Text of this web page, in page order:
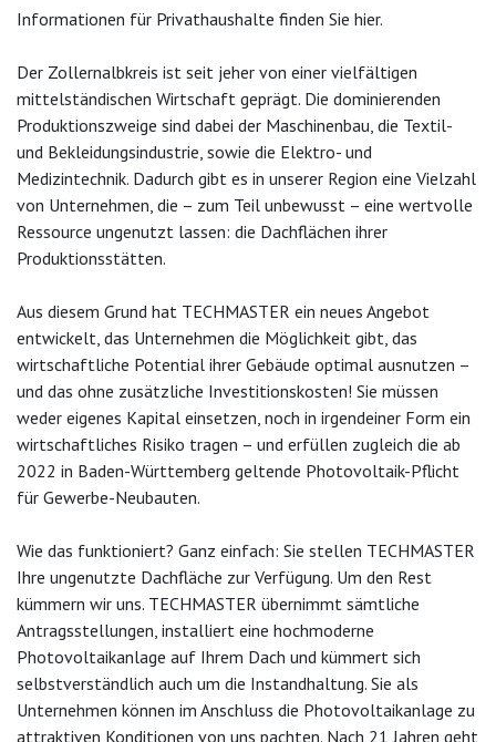
Informationen für Privathaushalte finden Sie hier.
Der Zollernalbkreis ist seit jeher von einer vielfältigen
mittelständischen Wirtschaft geprägt. Die dominierenden
Produktionszweige sind dabei der Maschinenbau, die Textil-
und Bekleidungsindustrie, sowie die Elektro- und
Medizintechnik. Dadurch gibt es in unserer Region eine Vielzahl
von Unternehmen, die – zum Teil unbewusst – eine wertvolle
Ressource ungenutzt lassen: die Dachflächen ihrer
Produktionsstätten.
Aus diesem Grund hat TECHMASTER ein neues Angebot
entwickelt, das Unternehmen die Möglichkeit gibt, das
wirtschaftliche Potential ihrer Gebäude optimal ausnutzen –
und das ohne zusätzliche Investitionskosten! Sie müssen
weder eigenes Kapital einsetzen, noch in irgendeiner Form ein
wirtschaftliches Risiko tragen – und erfüllen zugleich die ab
2022 in Baden-Württemberg geltende Photovoltaik-Pflicht
für Gewerbe-Neubauten.
Wie das funktioniert? Ganz einfach: Sie stellen TECHMASTER
Ihre ungenutzte Dachfläche zur Verfügung. Um den Rest
kümmern wir uns. TECHMASTER übernimmt sämtliche
Antragsstellungen, installiert eine hochmoderne
Photovoltaikanlage auf Ihrem Dach und kümmert sich
selbstverständlich auch um die Instandhaltung. Sie als
Unternehmen können im Anschluss die Photovoltaikanlage zu
attraktiven Konditionen von uns pachten. Nach 21 Jahren geht